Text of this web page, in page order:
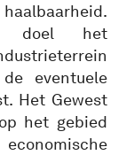
doel het
eventuele
Het Gewest
het gebied